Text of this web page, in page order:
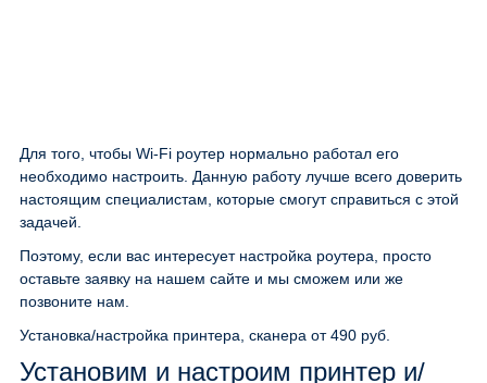
Для того, чтобы Wi-Fi роутер нормально работал его
необходимо настроить. Данную работу лучше всего доверить
настоящим специалистам, которые смогут справиться с этой
задачей.
Поэтому, если вас интересует настройка роутера, просто
оставьте заявку на нашем сайте и мы сможем или же
позвоните нам.
Установка/настройка принтера, сканера от 490 руб.
Установим и настроим принтер и/